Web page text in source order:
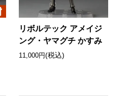
リボルテック アメイジ
ング・ヤマグチ かすみ
11,000円(税込)